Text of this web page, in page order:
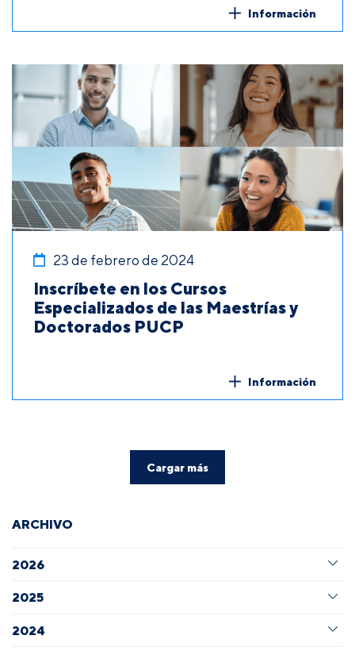
Información
23 de febrero de 2024
Inscríbete en los Cursos
Especializados de las Maestrías y
Doctorados PUCP
Información
Cargar más
ARCHIVO
2026
2025
2024